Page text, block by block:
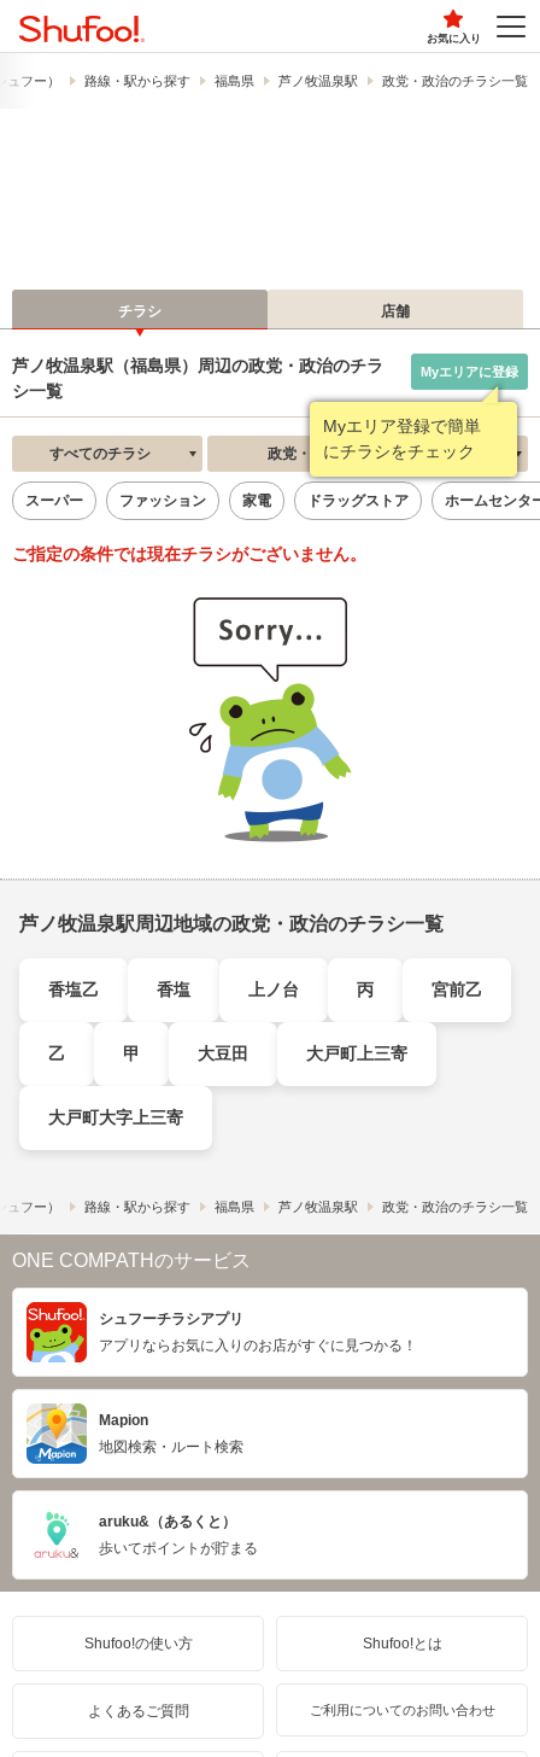
お気に入り
フー） 路線・駅から探す 福島県 芦ノ牧温泉駅 政党・政治のチラシ一覧
チラシ 店舗
芦ノ牧温泉駅（福島県）周辺の政党・政治のチラ
シ一覧
Myエリア登録で簡単
にチラシをチェック
Myエリアに登録
すべてのチラシ 政党・政治 新着順
スーパー ファッション 家電 ドラッグストア ホームセンタ
ご指定の条件では現在チラシがございません。
芦ノ牧温泉駅周辺地域の政党・政治のチラシ一覧
香塩乙 香塩 上ノ台 丙 宮前乙
乙 甲 大豆田 大戸町上三寄
大戸町大字上三寄
フー） 路線・駅から探す 福島県 芦ノ牧温泉駅 政党・政治のチラシ一覧
ONE COMPATHのサービス
シュフーチラシアプリ
アプリならお気に入りのお店がすぐに見つかる！
Mapion
地図検索・ルート検索
aruku&（あるくと）
歩いてポイントが貯まる
Shufoo!の使い方 Shufoo!とは
よくあるご質問 ご利用についてのお問い合わせ